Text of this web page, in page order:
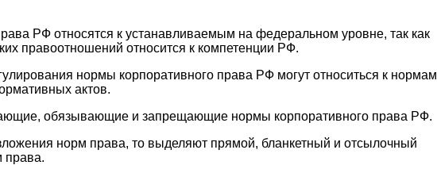
РФ относятся к устанавливаемым на федеральном уровне, так как
правоотношений относится к компетенции РФ.
нормы корпоративного права РФ могут относиться к нормам
актов.
обязывающие и запрещающие нормы корпоративного права РФ.
норм права, то выделяют прямой, бланкетный и отсылочный
права.